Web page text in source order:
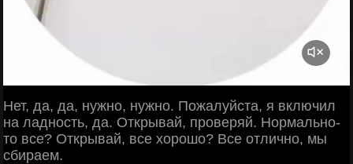
Нет, да, да, нужно, нужно. Пожалуйста, я включил
на ладность, да. Открывай, проверяй. Нормально-
то все? Открывай, все хорошо? Все отлично, мы
сбираем.